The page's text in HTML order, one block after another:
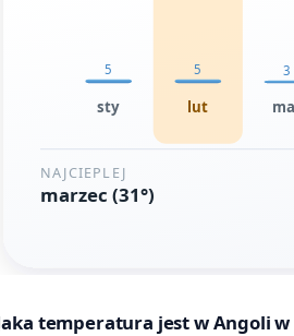
temperatura jest w Angoli